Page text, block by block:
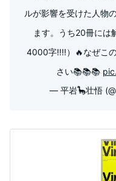
ルが影響を受けた人物
ます。うち20冊には
4000字‼︎‼︎）🔥なぜこ
さい📚📚📚
— 平岩🦕壮悟